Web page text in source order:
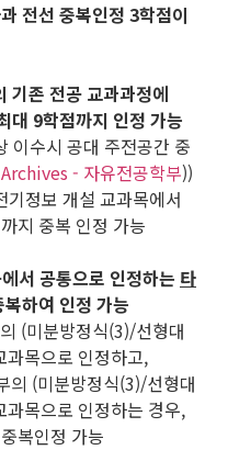
전선 중복인정 3학점이
기존 전공 교과과정에
대 9학점까지 인정 가능
수시 공대 주전공간 중
- 자유전공학부))
정보 개설 교과목에서
지 중복 인정 가능
서 공통으로 인정하는 타
하여 인정 가능
(미분방정식(3)/선형대
목으로 인정하고,
(미분방정식(3)/선형대
목으로 인정하는 경우,
인정 가능